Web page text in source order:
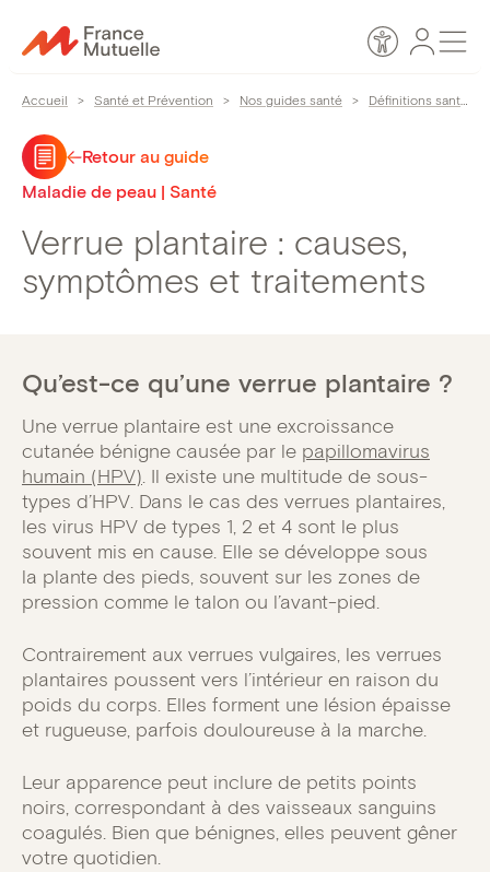
au
Accessibilité
Espace
Accueil > Santé et Prévention > Nos guides santé > Définitions santé
Retour au guide
Maladie de peau | Santé
Verrue plantaire : causes,
symptômes et traitements
Qu’est-ce qu’une verrue plantaire ?
Une verrue plantaire est une excroissance
cutanée bénigne causée par le papillomavirus
humain (HPV). Il existe une multitude de sous-
types d’HPV. Dans le cas des verrues plantaires,
les virus HPV de types 1, 2 et 4 sont le plus
souvent mis en cause. Elle se développe sous
la plante des pieds, souvent sur les zones de
pression comme le talon ou l’avant-pied.
Contrairement aux verrues vulgaires, les verrues
plantaires poussent vers l’intérieur en raison du
poids du corps. Elles forment une lésion épaisse
et rugueuse, parfois douloureuse à la marche.
Leur apparence peut inclure de petits points
noirs, correspondant à des vaisseaux sanguins
coagulés. Bien que bénignes, elles peuvent gêner
votre quotidien.